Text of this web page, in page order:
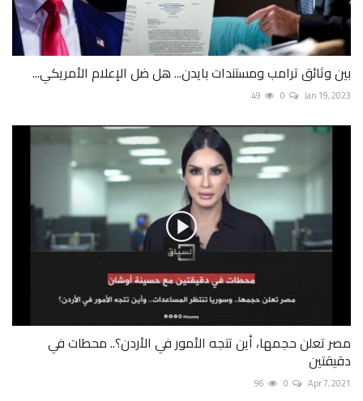
بين وثائق ترامب ومستندات بايدن... هل ضل الإعلام الأمريكي...
Jan 19, 2023
0
49
مصر تعلن حجمها، أين تتجه الأمور في الأردن؟.. محطات في
دقيقتين
Apr 7, 2021
0
96